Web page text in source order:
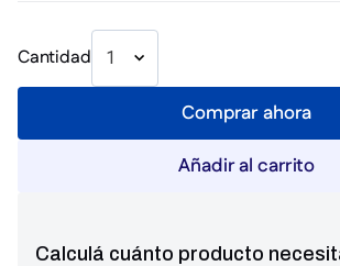
Cantidad 1
Comprar ahora
Añadir al carrito
Calculá cuánto producto